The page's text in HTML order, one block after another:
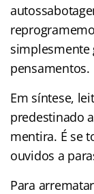
simplesmente
pensamentos.
Em síntese,
predestinado
mentira. É se
ouvidos a
Para